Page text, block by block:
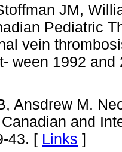
JM,
Pediatric
vein
ween 1992
Ansdrew M.
and
43. [ Links ]